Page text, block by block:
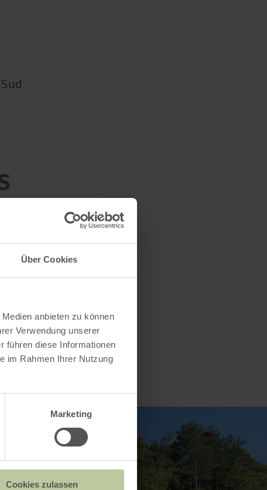
Über Cookies
anbieten zu können
Verwendung unserer
führen diese Informationen
im Rahmen Ihrer Nutzung
Marketing
Cookies zulassen